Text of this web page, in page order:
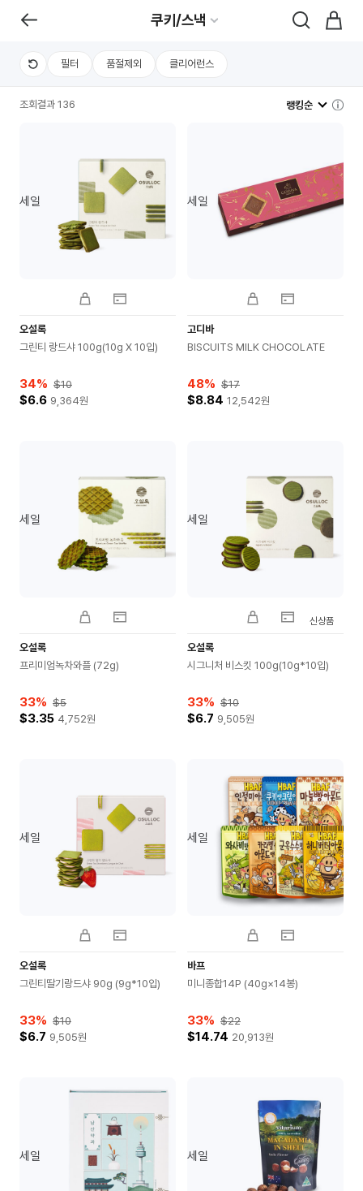
쿠키/스낵
필터 품절제외 클리어런스
조회결과 136 랭킹순
세일
오설록
그린티 랑드샤 100g(10g X 10입)
34% $10
$6.6 9,364원
세일
고디바
BISCUITS MILK CHOCOLATE
48% $17
$8.84 12,542원
세일
오설록
프리미엄녹차와플 (72g)
33% $5
$3.35 4,752원
세일
오설록
시그니처 비스킷 100g(10g*10입)
33% $10
$6.7 9,505원
신상품
세일
오설록
그린티딸기랑드샤 90g (9g*10입)
33% $10
$6.7 9,505원
세일
바프
미니종합14P (40g×14봉)
33% $22
$14.74 20,913원
세일 세일